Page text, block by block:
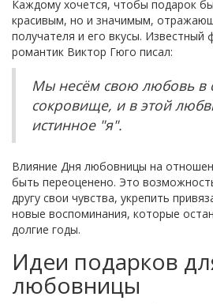
Каждому хочется, чтобы подарок
красивым, но и значимым,
получателя и его вкусы. Известный
романтик Виктор Гюго писал:
Мы несём свою любовь в
сокровище, и в этой
истинное "я".
Влияние Дня любовницы на
быть переоценено. Это
другу свои чувства, укрепить
новые воспоминания, которые
долгие годы.
Идеи подарков
любовницы